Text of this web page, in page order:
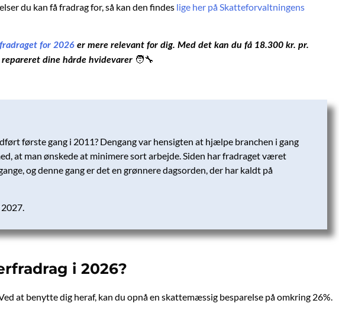
du kan få fradrag for, så kan den findes lige her på Skatteforvaltningens
for 2026 er mere relevant for dig. Med det kan du få 18.300 kr. pr.
dine hårde hvidevarer 🧑‍🔧
første gang i 2011? Dengang var hensigten at hjælpe branchen i gang
at man ønskede at minimere sort arbejde. Siden har fradraget været
og denne gang er det en grønnere dagsorden, der har kaldt på
i 2026?
at benytte dig heraf, kan du opnå en skattemæssig besparelse på omkring 26%.